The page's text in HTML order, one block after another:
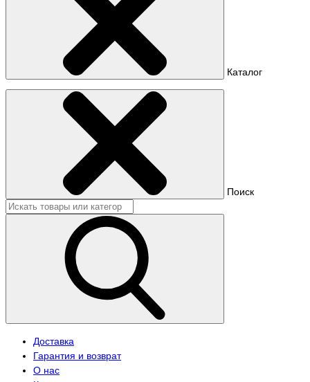
Каталог
Поиск
Доставка
Гарантия и возврат
О нас